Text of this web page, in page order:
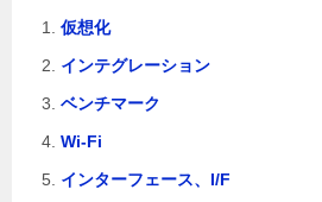
仮想化
インテグレーション
ベンチマーク
Wi-Fi
インターフェース、I/F